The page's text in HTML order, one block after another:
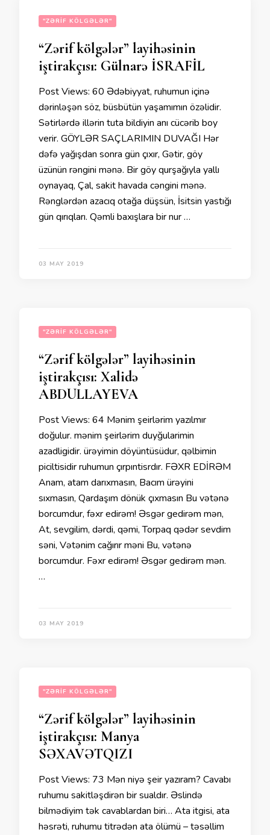
"ZƏRIF KÖLGƏLƏR"
“Zərif kölgələr” layihəsinin
iştirakçısı: Gülnarə İSRAFİL
Post Views: 60 Ədəbiyyat, ruhumun içinə
dərinləşən söz, büsbütün yaşamımın özəlidir.
Sətirlərdə illərin tuta bildiyin anı cücərib boy
verir. GÖYLƏR SAÇLARIMIN DUVAĞI Hər
dəfə yağışdan sonra gün çıxır, Gətir, göy
üzünün rəngini mənə. Bir göy qurşağıyla yallı
oynayaq, Çal, sakit havada cəngini mənə.
Rənglərdən azacıq otağa düşsün, İsitsin yastığı
gün qırıqları. Qəmli baxışlara bir nur …
03 MAY 2019
"ZƏRIF KÖLGƏLƏR"
“Zərif kölgələr” layihəsinin
iştirakçısı: Xalidə
ABDULLAYEVA
Post Views: 64 Mənim şeirlərim yazılmır
doğulur. mənim şeirlərim duyğularimin
azadligidir. ürəyimin döyüntüsüdur, qəlbimin
piciltisidir ruhumun çırpıntisrdır. FƏXR EDİRƏM
Anam, atam darıxmasın, Bacım ürəyini
sıxmasın, Qardaşım dönük çıxmasın Bu vətənə
borcumdur, fəxr edirəm! Əsgər gedirəm mən,
At, sevgilim, dərdi, qəmi, Torpaq qədər sevdim
səni, Vətənim cağırır məni Bu, vətənə
borcumdur. Fəxr edirəm! Əsgər gedirəm mən.
…
03 MAY 2019
"ZƏRIF KÖLGƏLƏR"
“Zərif kölgələr” layihəsinin
iştirakçısı: Manya
SƏXAVƏTQIZI
Post Views: 73 Mən niyə şeir yazıram? Cavabı
ruhumu sakitləşdirən bir sualdır. Əslində
bilmədiyim tək cavablardan biri… Ata itgisi, ata
həsrəti, ruhumu titrədən ata ölümü – təsəllim